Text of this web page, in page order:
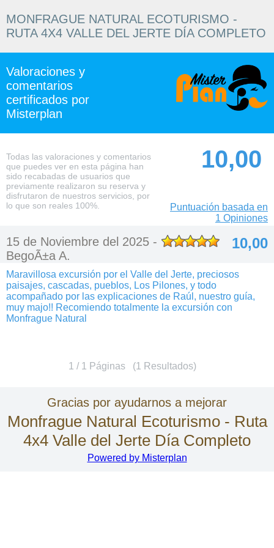
MONFRAGUE NATURAL ECOTURISMO -
RUTA 4X4 VALLE DEL JERTE DÍA COMPLETO
Valoraciones y
comentarios
certificados por
Misterplan
Todas las valoraciones y comentarios
que puedes ver en esta página han
sido recabadas de usuarios que
previamente realizaron su reserva y
disfrutaron de nuestros servicios, por
lo que son reales 100%.
10,00
Puntuación basada en
1 Opiniones
15 de Noviembre del 2025 -
BegoÃ±a A.
10,00
Maravillosa excursión por el Valle del Jerte, preciosos
paisajes, cascadas, pueblos, Los Pilones, y todo
acompañado por las explicaciones de Raúl, nuestro guía,
muy majo!! Recomiendo totalmente la excursión con
Monfrague Natural
1 / 1 Páginas (1 Resultados)
Gracias por ayudarnos a mejorar
Monfrague Natural Ecoturismo - Ruta
4x4 Valle del Jerte Día Completo
Powered by Misterplan